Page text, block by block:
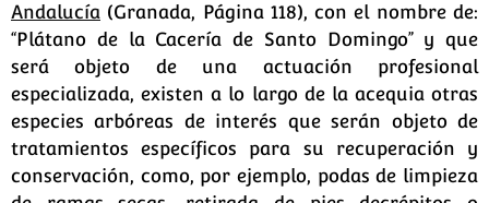
Andalucía (Granada, Página 118), con el nombre de:
“Plátano de la Cacería de Santo Domingo” y que
será objeto de una actuación profesional
especializada, existen a lo largo de la acequia otras
especies arbóreas de interés que serán objeto de
tratamientos específicos para su recuperación y
conservación, como, por ejemplo, podas de limpieza